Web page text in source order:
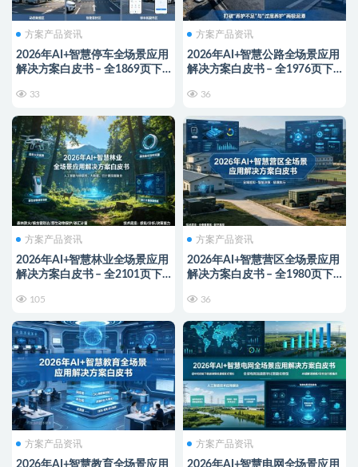
方案产品资讯
2026年AI+智慧停车全场景应用
解决方案白皮书 – 全1869页下
33
方案产品资讯
2026年AI+智慧公路全场景应用
解决方案白皮书 – 全1976页下
36
方案产品资讯
2026年AI+智慧林业全场景应用
解决方案白皮书 – 全2101页下
105
方案产品资讯
2026年AI+智慧营区全场景应用
解决方案白皮书 – 全1980页下
36
方案产品资讯 方案产品资讯